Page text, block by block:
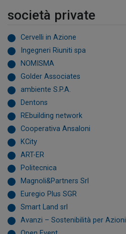
società private
Cervelli in Azione
Ingegneri Riuniti spa
NOMISMA
Golder Associates
ambiente S.P.A.
Dentons
REbuilding network
Cooperativa Ansaloni
KCity
ART-ER
Politecnica
Magnoli&Partners Srl
Euregio Plus SGR
Smart Land srl
Avanzi – Sostenibilità per Azioni